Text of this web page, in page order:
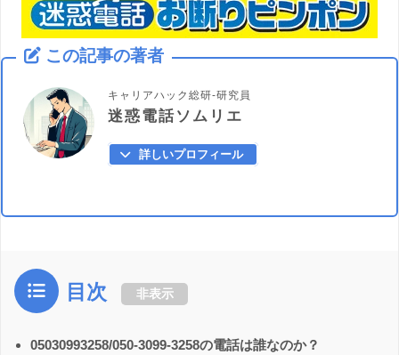
この記事の著者
キャリアハック総研-研究員
迷惑電話ソムリエ
詳しいプロフィール
目次 非表示
05030993258/050-3099-3258の電話は誰なのか？